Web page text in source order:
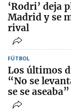
‘Rodri’ deja
Madrid y se
rival
FÚTBOL
Los últimos
“No se
se se aseaba”